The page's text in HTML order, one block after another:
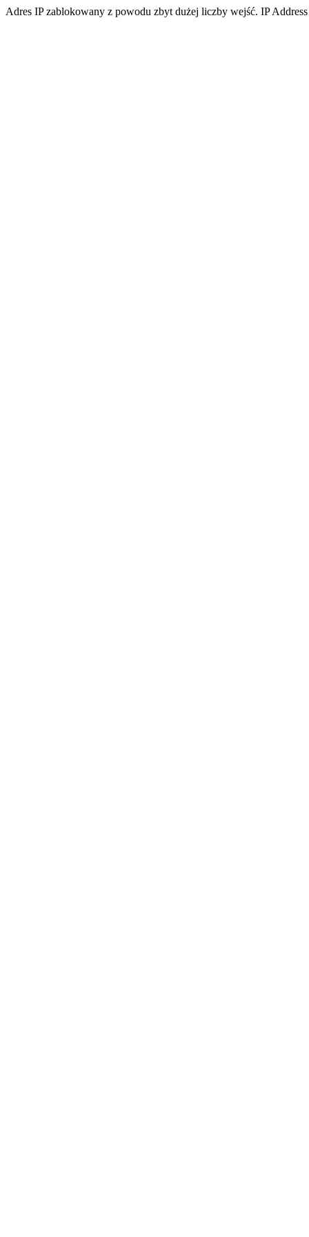
Adres IP zablokowany z powodu zbyt dużej liczby wejść. IP